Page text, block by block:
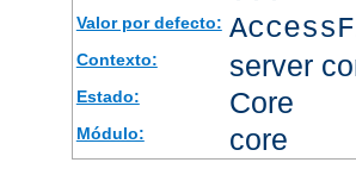
Valor por defecto:
Contexto: server
Estado: Core
Módulo: core